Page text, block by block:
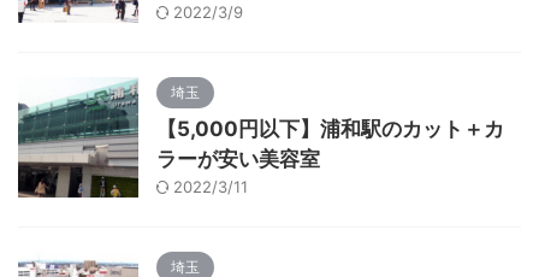
2022/3/9
埼玉
【5,000円以下】浦和駅のカット＋カ
ラーが安い美容室
2022/3/11
埼玉